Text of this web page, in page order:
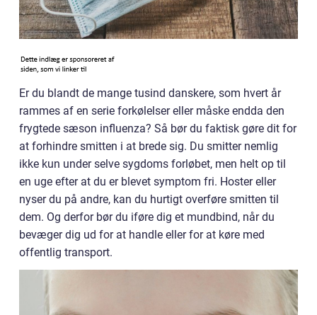
Er du blandt de mange tusind danskere, som hvert år
rammes af en serie forkølelser eller måske endda den
frygtede sæson influenza? Så bør du faktisk gøre dit for
at forhindre smitten i at brede sig. Du smitter nemlig
ikke kun under selve sygdoms forløbet, men helt op til
en uge efter at du er blevet symptom fri. Hoster eller
nyser du på andre, kan du hurtigt overføre smitten til
dem. Og derfor bør du iføre dig et mundbind, når du
bevæger dig ud for at handle eller for at køre med
offentlig transport.